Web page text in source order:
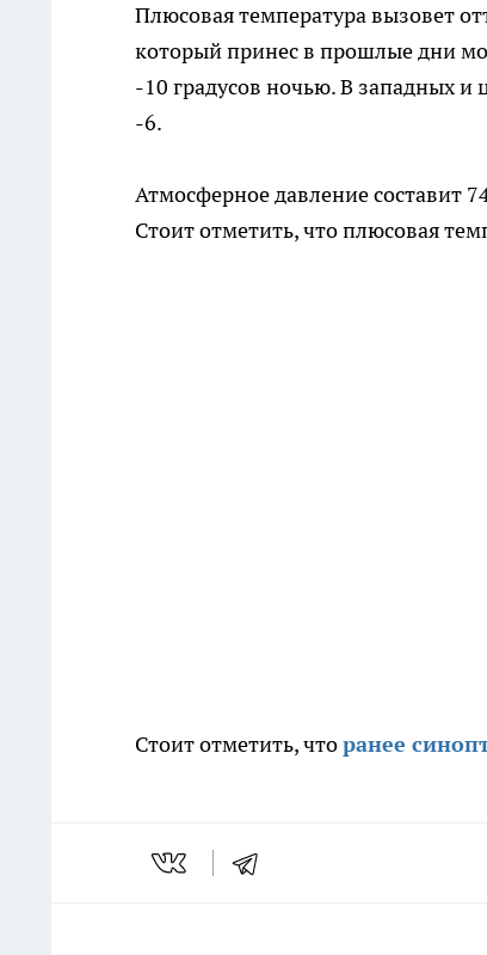
Плюсовая температура вызовет
который принес в прошлые дни
-10 градусов ночью. В западных и
-6.
Атмосферное давление составит
Стоит отметить, что плюсовая
Стоит отметить, чторанее